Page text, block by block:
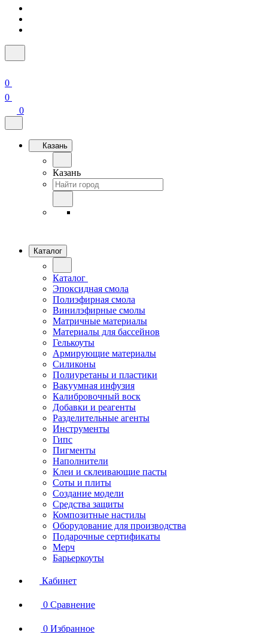
0
0
0
Казань
Казань
Каталог
Каталог
Эпоксидная смола
Полиэфирная смола
Винилэфирные смолы
Матричные материалы
Материалы для бассейнов
Гелькоуты
Армирующие материалы
Силиконы
Полиуретаны и пластики
Вакуумная инфузия
Калибровочный воск
Добавки и реагенты
Разделительные агенты
Инструменты
Гипс
Пигменты
Наполнители
Клеи и склеивающие пасты
Соты и плиты
Создание модели
Средства защиты
Композитные настилы
Оборудование для производства
Подарочные сертификаты
Мерч
Барьеркоуты
Кабинет
0 Сравнение
0 Избранное